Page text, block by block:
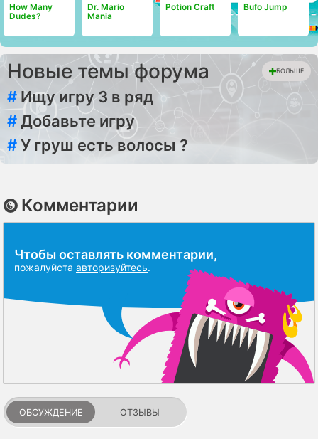
How Many
Dudes?
Dr. Mario
Mania
Potion Craft Bufo Jump
Новые темы форума БОЛЬШЕ
# Ищу игру 3 в ряд
#Добавьте игру
#У груш есть волосы ?
Комментарии
Чтобы оставлять комментарии,
пожалуйста авторизуйтесь.
ОБСУЖДЕНИЕ ОТЗЫВЫ